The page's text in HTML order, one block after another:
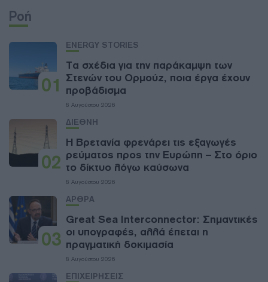
Ροή
01
ENERGY STORIES
Τα σχέδια για την παράκαμψη των
Στενών του Ορμούζ, ποια έργα έχουν
προβάδισμα
8 Αυγούστου 2026
02
ΔΙΕΘΝΗ
Η Βρετανία φρενάρει τις εξαγωγές
ρεύματος προς την Ευρώπη – Στο όριο
το δίκτυο λόγω καύσωνα
8 Αυγούστου 2026
03
ΑΡΘΡΑ
Great Sea Interconnector: Σημαντικές
οι υπογραφές, αλλά έπεται η
πραγματική δοκιμασία
8 Αυγούστου 2026
ΕΠΙΧΕΙΡΗΣΕΙΣ